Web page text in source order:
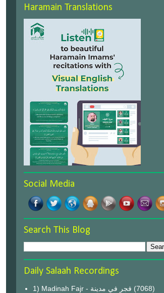
Haramain Translations
Social Media
Search This Blog
Daily Salaah Recordings
1) Madinah Fajr - فجر في مدينة (7068)